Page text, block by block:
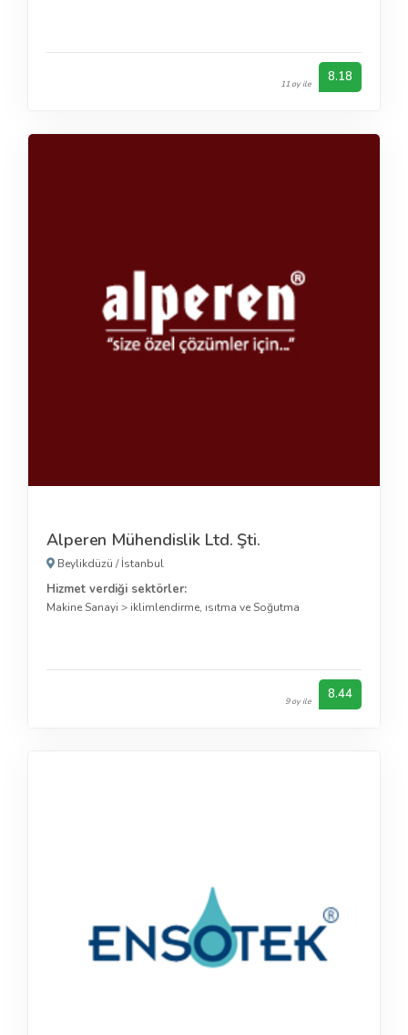
11 oy ile 8.18
Alperen Mühendislik Ltd. Şti.
Beylikdüzü /İstanbul
Hizmet verdiği sektörler:
Makine Sanayi > iklimlendirme, ısıtma ve Soğutma
9 oy ile 8.44